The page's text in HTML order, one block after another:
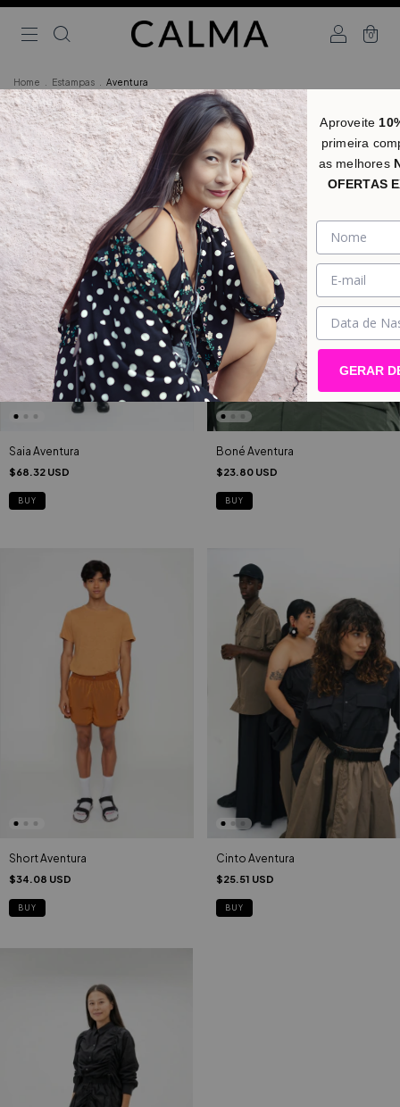
0
Home Estampas Aventura
Aventura
Saia Aventura
$68.32 USD
BUY
Boné Aventura
$23.80 USD
Short Aventura
$34.08 USD
BUY
Cinto Aventura
$25.51 USD
BUY
Aproveite
primeira
as melhores
OFERTAS
GERAR